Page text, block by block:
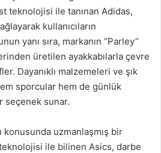
teknolojisi ile tanınan Adidas,
kullanıcıların
yanı sıra, markanın “Parley”
üretilen ayakkabılarla çevre
Dayanıklı malzemeleri ve şık
sporcular hem de günlük
seçenek sunar.
konusunda uzmanlaşmış bir
ile bilinen Asics, darbe